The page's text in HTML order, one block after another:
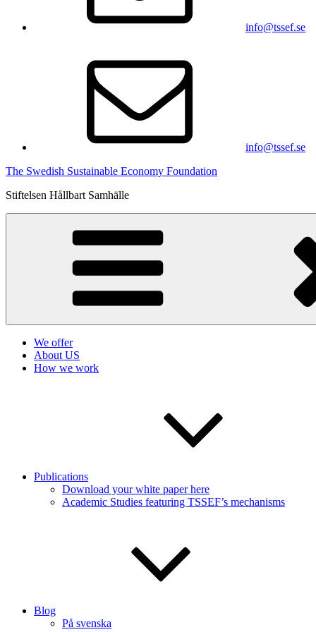
info@tssef.se
info@tssef.se
The Swedish Sustainable Economy Foundation
Stiftelsen Hållbart Samhälle
We offer
About US
How we work
Publications
Download your white paper here
Academic Studies featuring TSSEF’s mechanisms
Blog
På svenska